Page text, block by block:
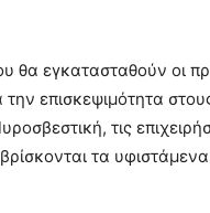
θα εγκατασταθούν οι
επισκεψιμότητα
τις
τα υφιστάμενα